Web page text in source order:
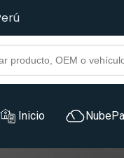
Inicio